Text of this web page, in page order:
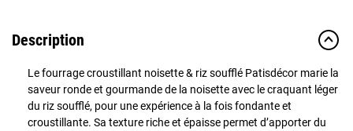
Description
Le fourrage croustillant noisette & riz soufflé Patisdécor marie la
saveur ronde et gourmande de la noisette avec le craquant léger
du riz soufflé, pour une expérience à la fois fondante et
croustillante. Sa texture riche et épaisse permet d’apporter du